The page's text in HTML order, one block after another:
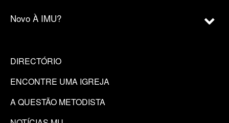
Novo À IMU?
DIRECTÓRIO
ENCONTRE UMA IGREJA
A QUESTÃO METODISTA